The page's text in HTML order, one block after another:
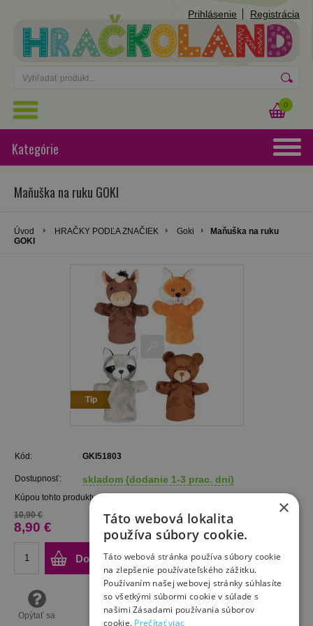
Prihlásenie Registrácia
0
Kategórie
Maňuška na ruku GOKI
Úvod HRAČKY PODĽA ZNAČIEK Goki
Maňuška na ruku
GOKI
Tip
Kód: GKI51803
Dostupnosť: skladom (dodanie 1-3 prac. dni)
Kúpou tohto produktu získate
10,90 €
8,90 €
Do košíka
Opýtať sa
×
Táto webová lokalita
používa súbory cookie.
Táto webová stránka používa súbory cookie
na zlepšenie používateľského zážitku.
Používaním našej webovej stránky súhlasíte
so všetkými súbormi cookie v súlade s
našimi Zásadami používania súborov
cookie. Prečítať viac